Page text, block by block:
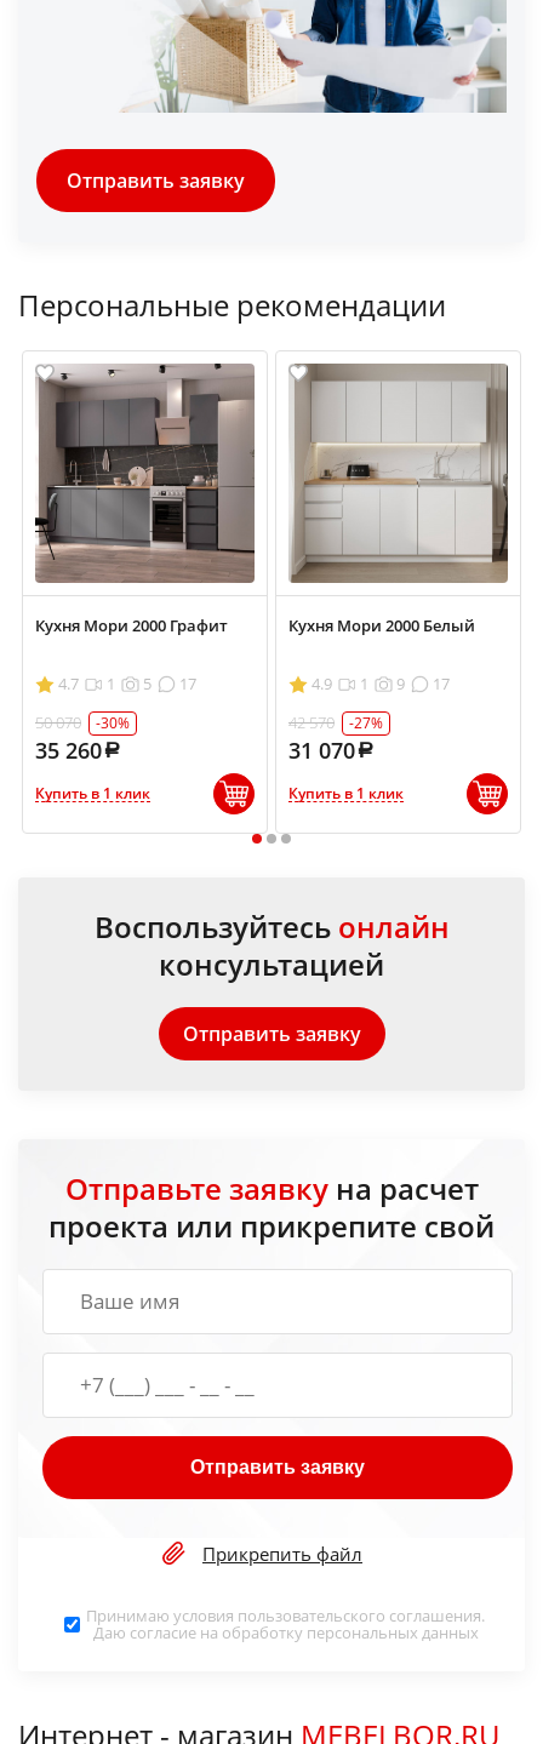
Отправить заявку
Персональные рекомендации
Кухня Мори 2000 Графит
4.7 1 5
17
50 070
-30%
35 260
Купить в 1 клик
Кухня Мори 2000 Белый
4.9 1 9
17
42 570
-27%
31 070
Купить в 1 клик
1 2 3
Воспользуйтесь онлайн
консультацией
Отправить заявку
Отправьте заявкуна расчет
проекта или прикрепите свой
Отправить заявку
Прикрепить файл
Принимаю условия пользовательского соглашения.
Даю согласие на обработку персональных данных
Интернет - магазин MEBELBOR.RU